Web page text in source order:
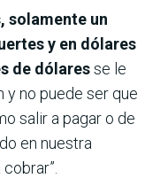
solamente un
y en dólares
de dólaresse le
y no puede ser que
salir a pagar o de
en nuestra